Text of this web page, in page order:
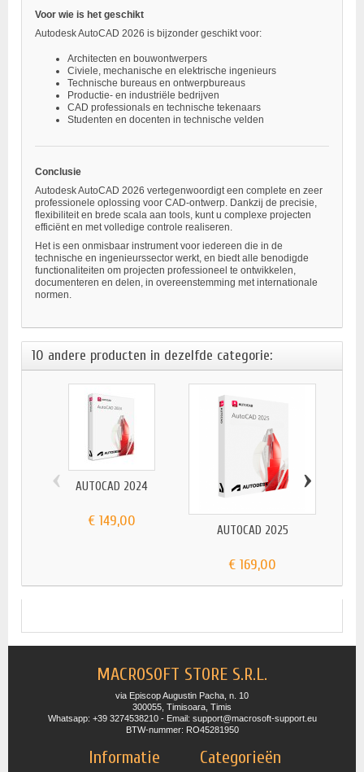
Voor wie is het geschikt
Autodesk AutoCAD 2026 is bijzonder geschikt voor:
Architecten en bouwontwerpers
Civiele, mechanische en elektrische ingenieurs
Technische bureaus en ontwerpbureaus
Productie- en industriële bedrijven
CAD professionals en technische tekenaars
Studenten en docenten in technische velden
Conclusie
Autodesk AutoCAD 2026 vertegenwoordigt een complete en zeer
professionele oplossing voor CAD-ontwerp. Dankzij de precisie,
flexibiliteit en brede scala aan tools, kunt u complexe projecten
efficiënt en met volledige controle realiseren.
Het is een onmisbaar instrument voor iedereen die in de
technische en ingenieurssector werkt, en biedt alle benodigde
functionaliteiten om projecten professioneel te ontwikkelen,
documenteren en delen, in overeenstemming met internationale
normen.
10 andere producten in dezelfde categorie:
AUTOCAD 2024
€ 149,00
AUTOCAD 2025
€ 169,00
‹ ›
MACROSOFT STORE S.R.L.
via Episcop Augustin Pacha, n. 10
300055, Timisoara, Timis
Whatsapp: +39 3274538210 - Email: support@macrosoft-support.eu
BTW-nummer: RO45281950
Informatie Categorieën